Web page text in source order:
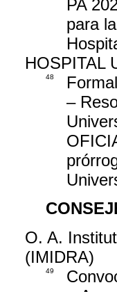
PA
para
HOSPITAL
48
–
O. A.
(IMIDRA)
49